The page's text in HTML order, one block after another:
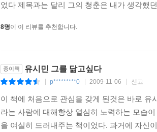
었다 제목과는 달리 그의 청춘은 내가 생각했
8명이 이 리뷰를 추천합니다.
종이책 유시민 그를 닮고싶다
p*********0 2009-11-06 신고
이 책에 처음으로 관심을 갖게 된것은 바로
라는 사람에 대해항상 열심히 노력하는 모습
을 여실히 드러내주는 책이었다. 과거에 자신